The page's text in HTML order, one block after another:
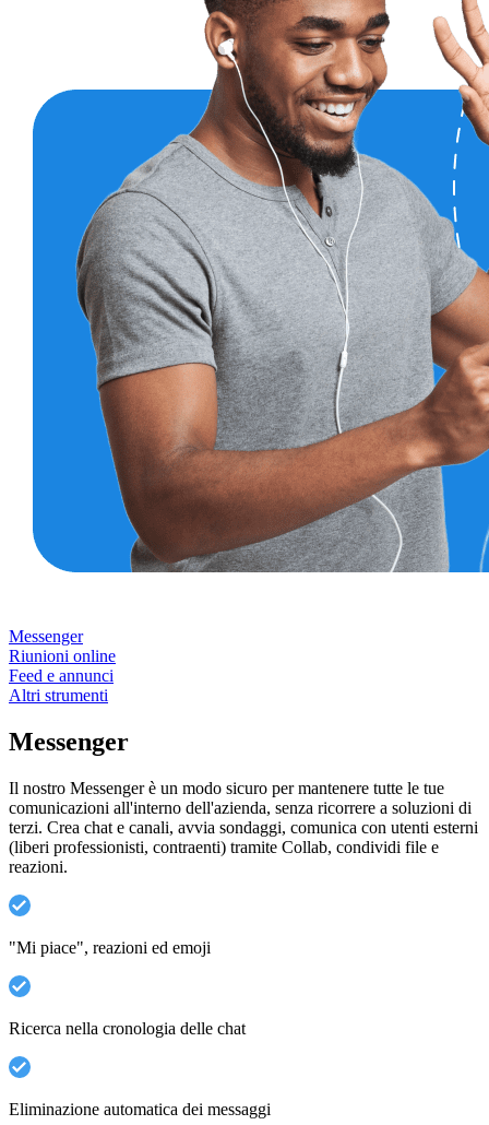
Messenger
Riunioni online
Feed e annunci
Altri strumenti
Messenger
Il nostro Messenger è un modo sicuro per mantenere tutte le tue
comunicazioni all'interno dell'azienda, senza ricorrere a soluzioni di
terzi. Crea chat e canali, avvia sondaggi, comunica con utenti esterni
(liberi professionisti, contraenti) tramite Collab, condividi file e
reazioni.
"Mi piace", reazioni ed emoji
Ricerca nella cronologia delle chat
Eliminazione automatica dei messaggi